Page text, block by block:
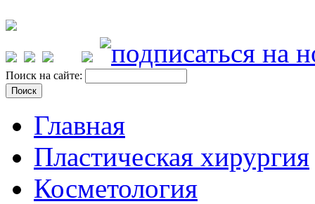
Поиск на сайте:
Главная
Пластическая хирургия
Косметология